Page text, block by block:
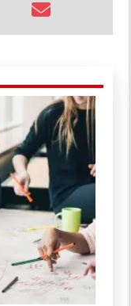
d
e